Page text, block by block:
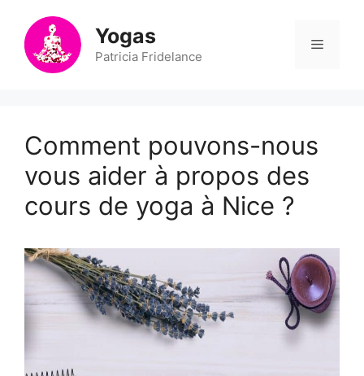
contenu
Yogas
Patricia Fridelance
Menu
Comment pouvons-nous
vous aider à propos des
cours de yoga à Nice ?